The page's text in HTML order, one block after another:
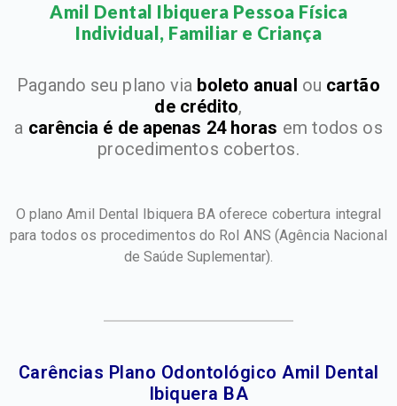
Amil Dental Ibiquera Pessoa Física
Individual, Familiar e Criança​
Pagando seu plano via boleto anual ou cartão
de crédito,
a carência é de apenas 24 horas em todos os
procedimentos cobertos.
O plano Amil Dental Ibiquera BA oferece cobertura integral
para todos os procedimentos do Rol ANS(Agência Nacional
de Saúde Suplementar).
Carências Plano Odontológico Amil Dental
Ibiquera BA​